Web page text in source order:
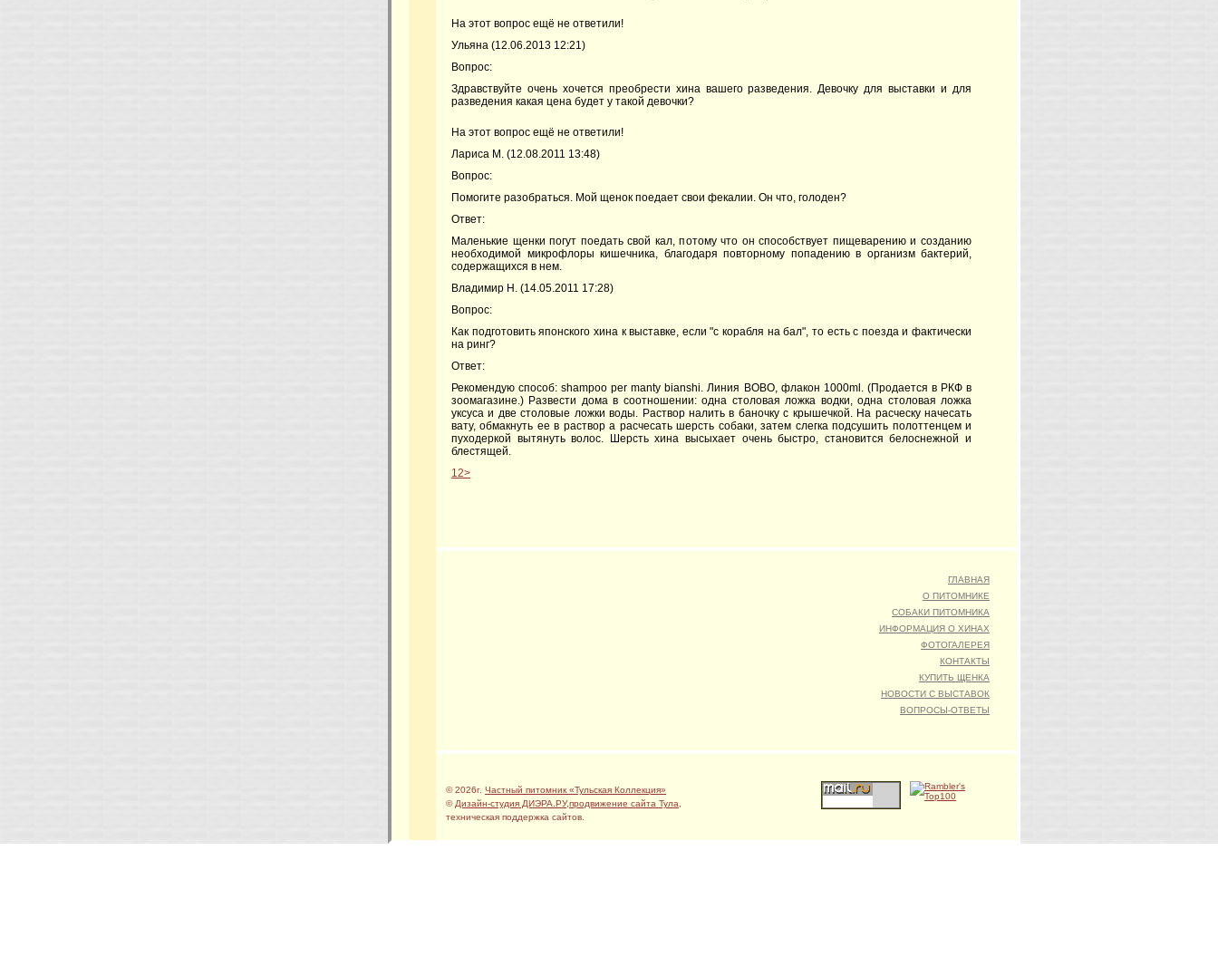
На этот вопрос ещё не ответили!
Ульяна (12.06.2013 12:21)
Вопрос:
Здравствуйте очень хочется преобрести хина вашего разведения. Девочку для выставки и для
разведения какая цена будет у такой девочки?
На этот вопрос ещё не ответили!
Лариса М. (12.08.2011 13:48)
Вопрос:
Помогите разобраться. Мой щенок поедает свои фекалии. Он что, голоден?
Ответ:
Маленькие щенки погут поедать свой кал, потому что он способствует пищеварению и созданию
необходимой микрофлоры кишечника, благодаря повторному попадению в организм бактерий,
содержащихся в нем.
Владимир Н. (14.05.2011 17:28)
Вопрос:
Как подготовить японского хина к выставке, если "с корабля на бал", то есть с поезда и фактически
на ринг?
Ответ:
Рекомендую способ: shampoo per manty bianshi. Линия BOBO, флакон 1000ml. (Продается в РКФ в
зоомагазине.) Развести дома в соотношении: одна столовая ложка водки, одна столовая ложка
уксуса и две столовые ложки воды. Раствор налить в баночку с крышечкой. На расческу начесать
вату, обмакнуть ее в раствор а расчесать шерсть собаки, затем слегка подсушить полоттенцем и
пуходеркой вытянуть волос. Шерсть хина высыхает очень быстро, становится белоснежной и
блестящей.
12>
ГЛАВНАЯ
О ПИТОМНИКЕ
СОБАКИ ПИТОМНИКА
ИНФОРМАЦИЯ О ХИНАХ
ФОТОГАЛЕРЕЯ
КОНТАКТЫ
КУПИТЬ ЩЕНКА
НОВОСТИ С ВЫСТАВОК
ВОПРОСЫ-ОТВЕТЫ
© 2026г. Частный питомник «Тульская Коллекция»
© Дизайн-студия ДИЭРА.РУ,продвижение сайтa Тула
техническая поддержка сайтов.